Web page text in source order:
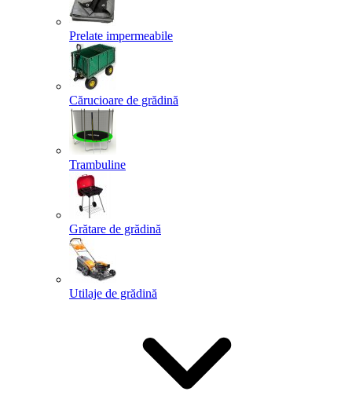
Prelate impermeabile
Cărucioare de grădină
Trambuline
Grătare de grădină
Utilaje de grădină